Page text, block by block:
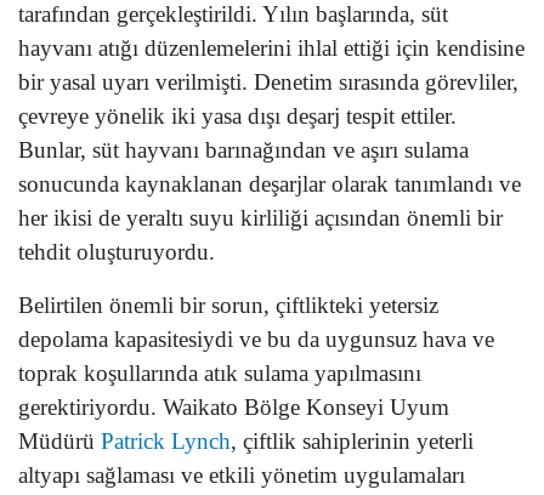
tarafından gerçekleştirildi. Yılın başlarında, süt
hayvanı atığı düzenlemelerini ihlal ettiği için kendisine
bir yasal uyarı verilmişti. Denetim sırasında görevliler,
çevreye yönelik iki yasa dışı deşarj tespit ettiler.
Bunlar, süt hayvanı barınağından ve aşırı sulama
sonucunda kaynaklanan deşarjlar olarak tanımlandı ve
her ikisi de yeraltı suyu kirliliği açısından önemli bir
tehdit oluşturuyordu.
Belirtilen önemli bir sorun, çiftlikteki yetersiz
depolama kapasitesiydi ve bu da uygunsuz hava ve
toprak koşullarında atık sulama yapılmasını
gerektiriyordu. Waikato Bölge Konseyi Uyum
Müdürü Patrick Lynch, çiftlik sahiplerinin yeterli
altyapı sağlaması ve etkili yönetim uygulamaları